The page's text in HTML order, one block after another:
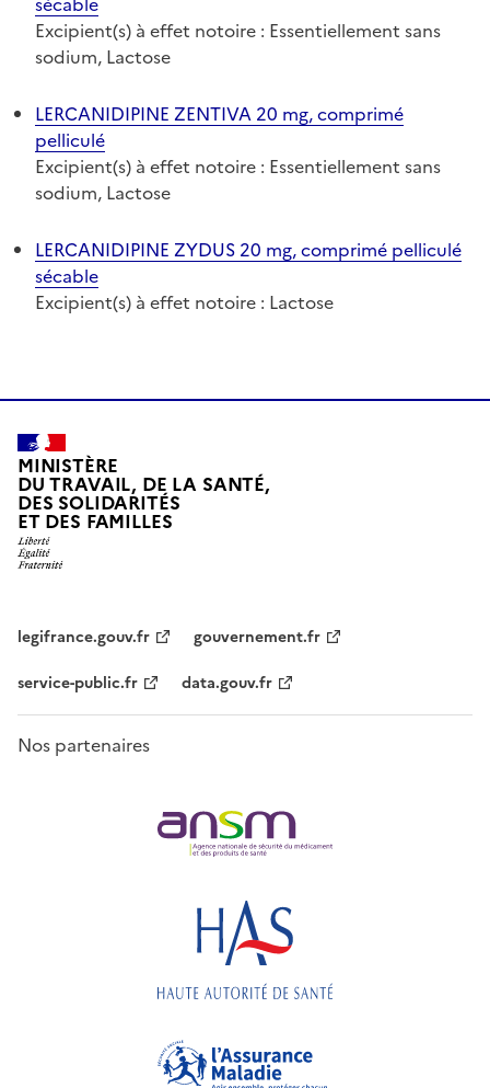
Excipient(s) à effet notoire : Essentiellement sans
sodium, Lactose
LERCANIDIPINE ZENTIVA 20 mg, comprimé
pelliculé
Excipient(s) à effet notoire : Essentiellement sans
sodium, Lactose
LERCANIDIPINE ZYDUS 20 mg, comprimé pelliculé
sécable
Excipient(s) à effet notoire : Lactose
MINISTÈRE
DU TRAVAIL, DE LA SANTÉ,
DES SOLIDARITÉS
ET DES FAMILLES
legifrance.gouv.fr
gouvernement.fr
service-public.fr
data.gouv.fr
Nos partenaires